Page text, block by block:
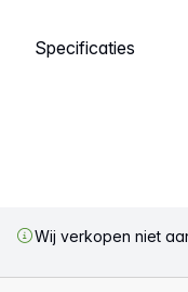
Selecteer een tabblad
Wij verkopen niet